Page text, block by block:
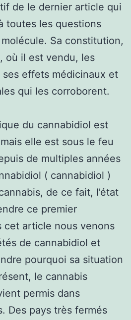
de le dernier article qui
toutes les questions
Sa constitution,
où il est vendu, les
effets médicinaux et
qui les corroborent.
du cannabidiol est
elle est sous le feu
de multiples années
( cannabidiol )
de ce fait, l’état
ce premier
cet article nous venons
de cannabidiol et
pourquoi sa situation
le cannabis
permis dans
Des pays très fermés